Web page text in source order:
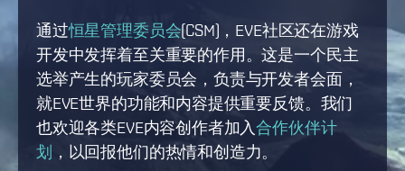
通过恒星管理委员会(CSM)，EVE社区还在游戏
开发中发挥着至关重要的作用。这是一个民主
选举产生的玩家委员会，负责与开发者会面，
就EVE世界的功能和内容提供重要反馈。我们
也欢迎各类EVE内容创作者加入合作伙伴计
划 ，以回报他们的热情和创造力。